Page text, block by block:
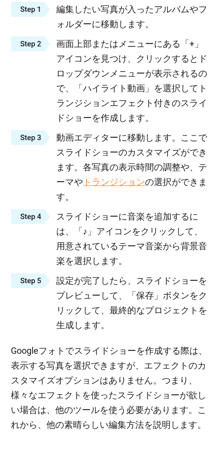
Step 1
編集したい写真が入ったアルバムやフ
ォルダーに移動します。
Step 2
画面上部またはメニューにある「+」
アイコンを見つけ、クリックするとド
ロップダウンメニューが表示されるの
で、「ハイライト動画」を選択してト
ランジションエフェクト付きのスライ
ドショーを作成します。
Step 3
動画エディターに移動します。ここで
スライドショーのカスタマイズができ
ます。各写真の表示時間の調整や、テ
ーマや トランジションの選択ができま
す。
Step 4
スライドショーに音楽を追加するに
は、「♪」アイコンをクリックして、
用意されているテーマ音楽から背景音
楽を選択します。
Step 5
設定が完了したら、スライドショーを
プレビューして、「保存」ボタンをク
リックして、最終的なプロジェクトを
生成します。
Googleフォトでスライドショーを作成する際は、
表示する写真を選択できますが、エフェクトのカ
スタマイズオプションはありません。つまり、
様々なエフェクトを使ったスライドショーが欲し
い場合は、他のツールを使う必要があります。こ
れから、他の素晴らしい編集方法を説明します。